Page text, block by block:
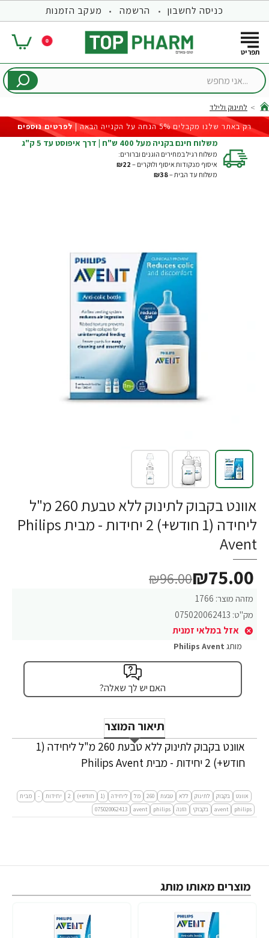
כניסה לחשבון הרשמה מעקב הזמנות
0
...אני
home
לתינוק ולילד
רק באתר שלנו מקבלים 5% הנחה על הקנייה הבאה |
לפרטים נוספים
משלוח חינם בקניה מעל 400 ש"ח | דרך איפוסט עד 5 ק"ג
משלוח רגיל במחירים הוגנים וברורים:
איסוף מנקודות איסוף ולוקרים – ₪22
משלוח עד הבית –₪38
-22%
אוונט בקבוק לתינוק ללא טבעת 260 מ"ל
ליחידה (1 חודש+) 2 יחידות - מבית Philips
Avent
מזהה מוצר: 1766
מק"ט: 075020062413
אזל במלאי זמנית
₪75.00
₪96.00
מותג Philips Avent
האם יש לך שאלה?
תיאור המוצר
אוונט בקבוק לתינוק ללא טבעת 260 מ"ל ליחידה (1
חודש+) 2 יחידות - מבית Philips Avent
אוונט בקבוק לתינוק ללא טבעת 260 מל ליחידה (1 חודש+) 2 יחידות -
מבית
philips
avent בקבוקי הזנה philips
avent
075020062413
מוצרים מאותו מותג